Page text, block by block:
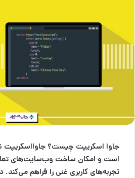
جاوا اسکریپت چیست؟
است و امکان ساخت وب‌سایت‌های
تجربه‌های کاربری غنی را فراهم می‌کند.